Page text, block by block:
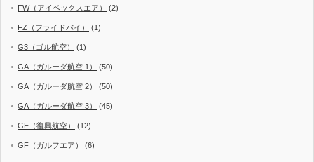
FW（アイベックスエア） (2)
FZ（フライドバイ） (1)
G3（ゴル航空） (1)
GA（ガルーダ航空 1） (50)
GA（ガルーダ航空 2） (50)
GA（ガルーダ航空 3） (45)
GE（復興航空） (12)
GF（ガルフエア） (6)